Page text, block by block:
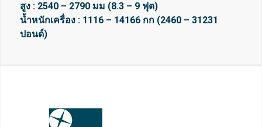
สูง : 2540 – 2790 มม (8.3 – 9 ฟุต)
น้ำหนักเครื่อง : 1116 – 14166 กก (2460 – 31231
ปอนด์)